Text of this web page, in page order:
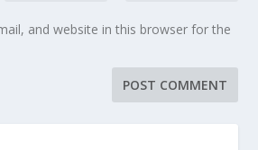
and website in this browser for the